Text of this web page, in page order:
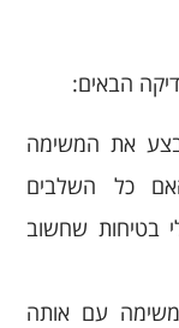
הבאים:
את המשימה
כל השלבים
בטיחות שחשוב
עם אותה